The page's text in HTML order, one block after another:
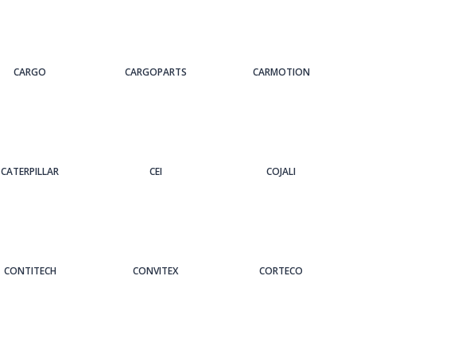
CARGO CARGOPARTS CARMOTION
CATERPILLAR CEI COJALI
CONTITECH CONVITEX CORTECO